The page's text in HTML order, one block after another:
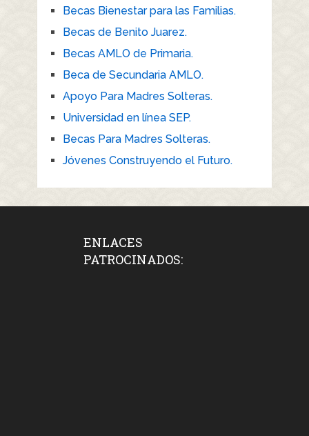
Becas Bienestar para las Familias.
Becas de Benito Juarez.
Becas AMLO de Primaria.
Beca de Secundaria AMLO.
Apoyo Para Madres Solteras.
Universidad en línea SEP.
Becas Para Madres Solteras.
Jóvenes Construyendo el Futuro.
ENLACES
PATROCINADOS: